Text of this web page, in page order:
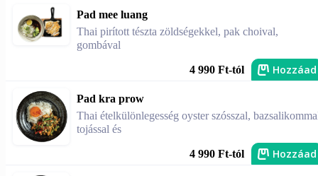
Pad mee luang
Thai pirított tészta zöldségekkel, pak choival,
gombával
4 990 Ft-tól Hozzáad
Pad kra prow
Thai ételkülönlegesség oyster szósszal,
tojással és
4 990 Ft-tól Hozzáad